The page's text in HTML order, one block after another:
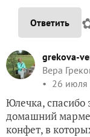
Ответить
grekova-
Вера
26 июля
Юлечка, спасибо
домашний
конфет, в